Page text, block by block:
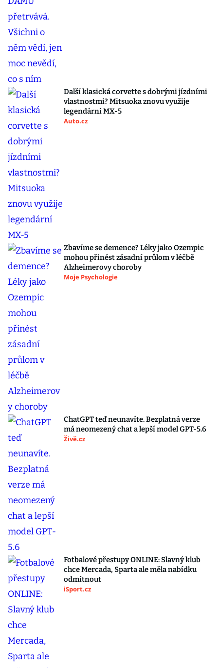
Další klasická corvette s dobrými jízdními
vlastnostmi? Mitsuoka znovu využije
legendární MX-5
Auto.cz
Zbavíme se demence? Léky jako Ozempic
mohou přinést zásadní průlom v léčbě
Alzheimerovy choroby
Moje Psychologie
ChatGPT teď neunavíte. Bezplatná verze
má neomezený chat a lepší model GPT-5.6
Živě.cz
Fotbalové přestupy ONLINE: Slavný klub
chce Mercada, Sparta ale měla nabídku
odmítnout
iSport.cz